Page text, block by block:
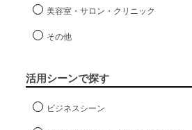
美容室・サロン・クリニック
その他
活用シーンで探す
ビジネスシーン